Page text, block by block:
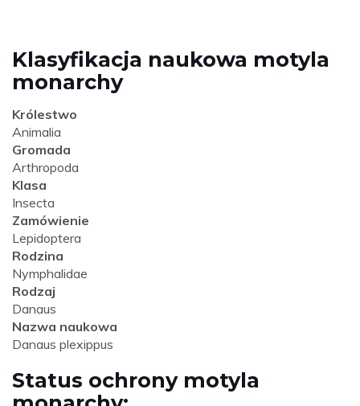
Klasyfikacja naukowa motyla
monarchy
Królestwo
Animalia
Gromada
Arthropoda
Klasa
Insecta
Zamówienie
Lepidoptera
Rodzina
Nymphalidae
Rodzaj
Danaus
Nazwa naukowa
Danaus plexippus
Status ochrony motyla